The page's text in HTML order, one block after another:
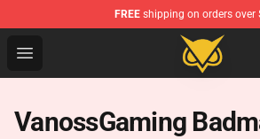
FREE shipping on orders over
Open menu
Vanossgaming Store - Official
VanossGaming